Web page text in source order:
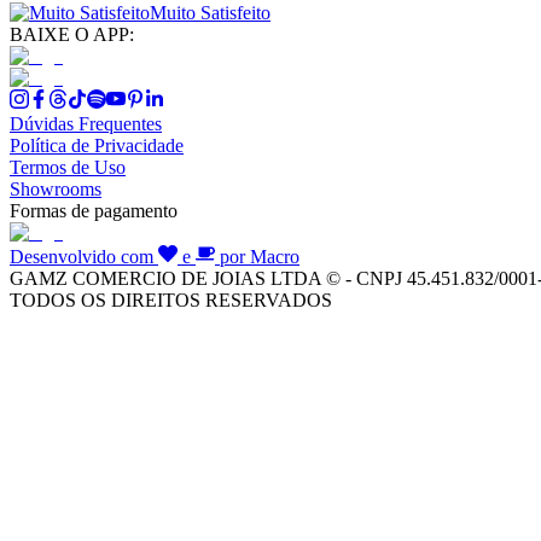
Muito Satisfeito
BAIXE O APP:
Dúvidas Frequentes
Política de Privacidade
Termos de Uso
Showrooms
Formas de pagamento
Desenvolvido com e
por Macro
GAMZ COMERCIO DE JOIAS LTDA © - CNPJ 45.451.832/
TODOS OS DIREITOS RESERVADOS